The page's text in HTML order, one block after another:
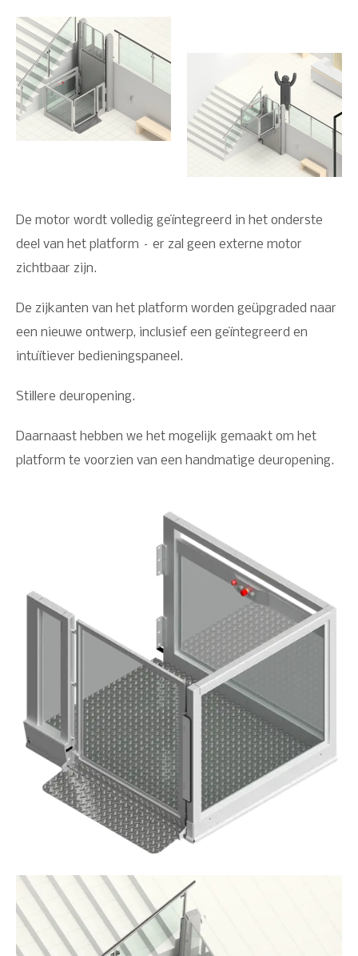
De motor wordt volledig geïntegreerd in het onderste
deel van het platform – er zal geen externe motor
zichtbaar zijn.
De zijkanten van het platform worden geüpgraded naar
een nieuwe ontwerp, inclusief een geïntegreerd en
intuïtiever bedieningspaneel.
Stillere deuropening.
Daarnaast hebben we het mogelijk gemaakt om het
platform te voorzien van een handmatige deuropening.